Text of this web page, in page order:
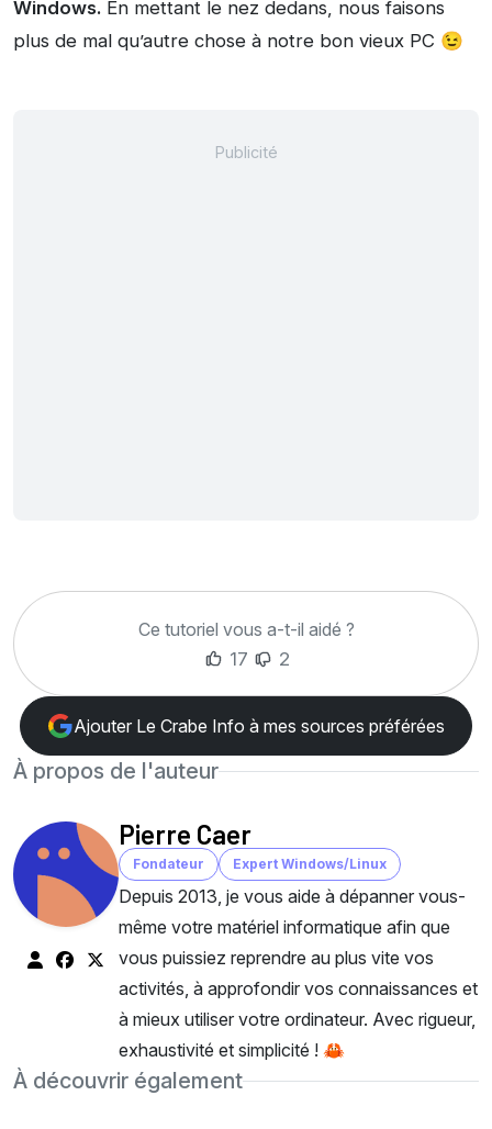
Windows. En mettant le nez dedans, nous faisons
plus de mal qu’autre chose à notre bon vieux PC 😉
Ce tutoriel vous a-t-il aidé ?
17
2
Ajouter Le Crabe Info à mes sources préférées
À propos de l'auteur
Pierre Caer
Fondateur Expert Windows/Linux
Depuis 2013, je vous aide à dépanner vous-
même votre matériel informatique afin que
vous puissiez reprendre au plus vite vos
activités, à approfondir vos connaissances et
à mieux utiliser votre ordinateur. Avec rigueur,
exhaustivité et simplicité ! 🦀
À découvrir également